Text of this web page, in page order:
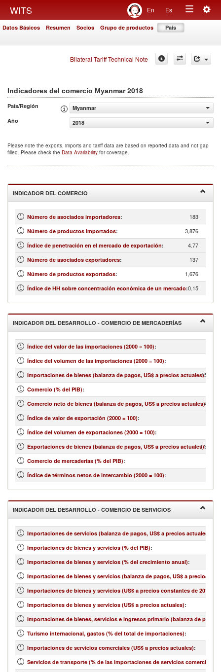
WITS En Es
Toggle
Datos Básicos Resumen Socios Grupo de productos País
Bilateral Tariff Technical Note
Indicadores del comercio Myanmar2018
País/Región
Myanmar
Año
2018
Please note the exports, imports and tariff data are based on reported data and not gap
filled. Please check the Data Availability for coverage.
INDICADOR DEL COMERCIO
Número de asociados importadores: 183
Número de productos importados: 3,876
Índice de penetración en el mercado de exportación: 4.77
Número de asociados exportadores: 137
Número de productos exportados: 1,676
Índice de HH sobre concentración económica de un mercado:0.15
INDICADOR DEL DESARROLLO - COMERCIO DE MERCADERÍAS
Índice del valor de las importaciones (2000 = 100):
Índice del volumen de las importaciones (2000 = 100):
Importaciones de bienes (balanza de pagos, US$ a precios actuales):
Comercio (% del PIB):
Comercio neto de bienes (balanza de pagos, US$ a precios actuales):
-
Índice de valor de exportación (2000 = 100):
Índice del volumen de exportaciones (2000 = 100):
Exportaciones de bienes (balanza de pagos, US$ a precios actuales):
Comercio de mercaderías (% del PIB):
Índice de términos netos de intercambio (2000 = 100):
INDICADOR DEL DESARROLLO - COMERCIO DE SERVICIOS
Importaciones de servicios (balanza de pagos, US$ a precios actuales)
Importaciones de bienes y servicios (% del PIB):
Importaciones de bienes y servicios (% del crecimiento anual):
Importaciones de bienes y servicios (balanza de pagos, US$ a precios
Importaciones de bienes y servicios (US$ a precios constantes de 2010)
Importaciones de bienes y servicios (US$ a precios actuales):
Importaciones de bienes, servicios e ingresos primario (balanza de
Turismo internacional, gastos (% del total de importaciones):
Importaciones de servicios comerciales (US$ a precios actuales):
Servicios de transporte (% de las importaciones de servicios comerciales)